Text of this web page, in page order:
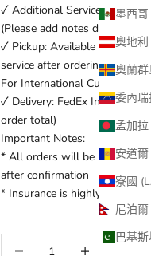
墨西
奧地利
奧蘭群
委內瑞
孟加拉
安道爾
寮國
尼泊爾
巴基
✓ Additional Services:
(Please add notes during
✓ Pickup: Available at
service after ordering to
For International Customers:
✓ Delivery: FedEx
order total)
Important Notes:
* All orders will be
after confirmation
* Insurance is highly
增加數量